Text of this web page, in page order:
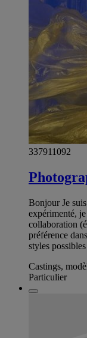
337911092
Bonjour Je
expérimenté,
collaboration
préférence
styles possibles
Castings,
Particulier